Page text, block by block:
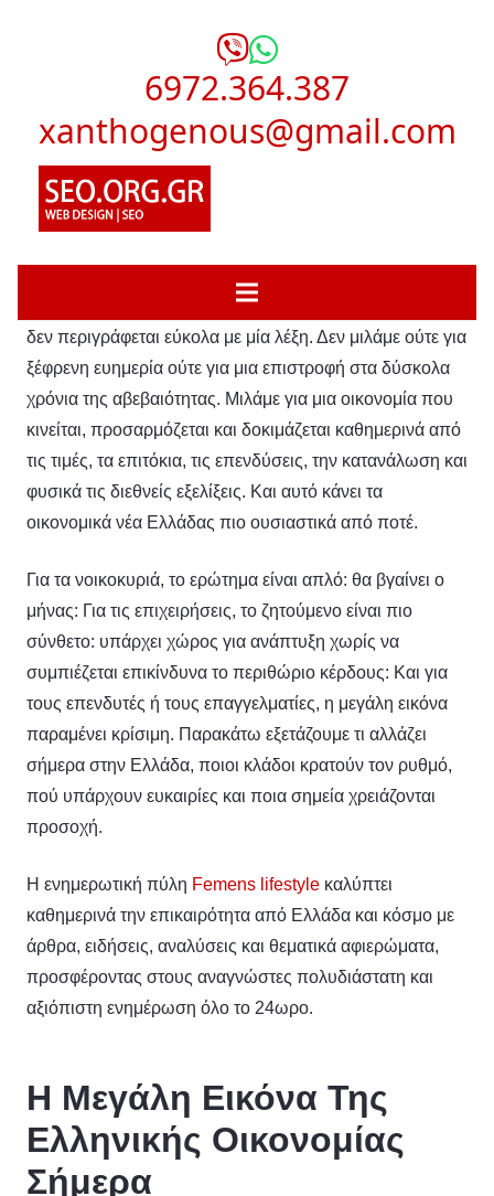
6972.364.387
xanthogenous@gmail.com
Σήμερα βρίσκει την ελληνική οικονομία σε μια φάση που
δεν περιγράφεται εύκολα με μία λέξη. Δεν μιλάμε ούτε για
ξέφρενη ευημερία ούτε για μια επιστροφή στα δύσκολα
χρόνια της αβεβαιότητας. Μιλάμε για μια οικονομία που
κινείται, προσαρμόζεται και δοκιμάζεται καθημερινά από
τις τιμές, τα επιτόκια, τις επενδύσεις, την κατανάλωση και
φυσικά τις διεθνείς εξελίξεις. Και αυτό κάνει τα
οικονομικά νέα Ελλάδας πιο ουσιαστικά από ποτέ.
Για τα νοικοκυριά, το ερώτημα είναι απλό: θα βγαίνει ο
μήνας: Για τις επιχειρήσεις, το ζητούμενο είναι πιο
σύνθετο: υπάρχει χώρος για ανάπτυξη χωρίς να
συμπιέζεται επικίνδυνα το περιθώριο κέρδους: Και για
τους επενδυτές ή τους επαγγελματίες, η μεγάλη εικόνα
παραμένει κρίσιμη. Παρακάτω εξετάζουμε τι αλλάζει
σήμερα στην Ελλάδα, ποιοι κλάδοι κρατούν τον ρυθμό,
πού υπάρχουν ευκαιρίες και ποια σημεία χρειάζονται
προσοχή.
Η ενημερωτική πύλη Femens lifestyle καλύπτει
καθημερινά την επικαιρότητα από Ελλάδα και κόσμο με
άρθρα, ειδήσεις, αναλύσεις και θεματικά αφιερώματα,
προσφέροντας στους αναγνώστες πολυδιάστατη και
αξιόπιστη ενημέρωση όλο το 24ωρο.
Η Μεγάλη Εικόνα Της
Ελληνικής Οικονομίας
Σήμερα